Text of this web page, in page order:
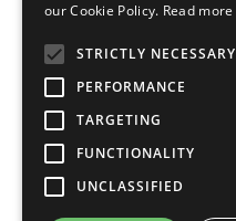
info@imperialfloor.gr
our Cookie Policy. Read more
STRICTLY NECESSARY
PERFORMANCE
TARGETING
FUNCTIONALITY
UNCLASSIFIED